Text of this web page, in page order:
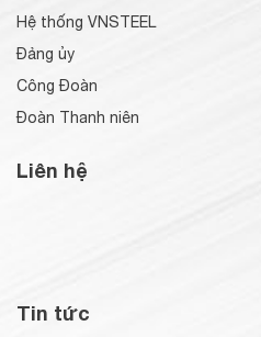
Hệ thống VNSTEEL
Đảng ủy
Công Đoàn
Đoàn Thanh niên
Liên hệ
Tin tức